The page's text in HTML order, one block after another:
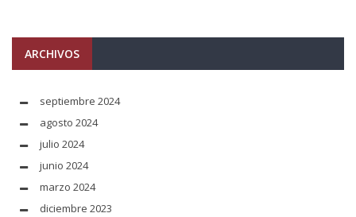
ARCHIVOS
septiembre 2024
agosto 2024
julio 2024
junio 2024
marzo 2024
diciembre 2023